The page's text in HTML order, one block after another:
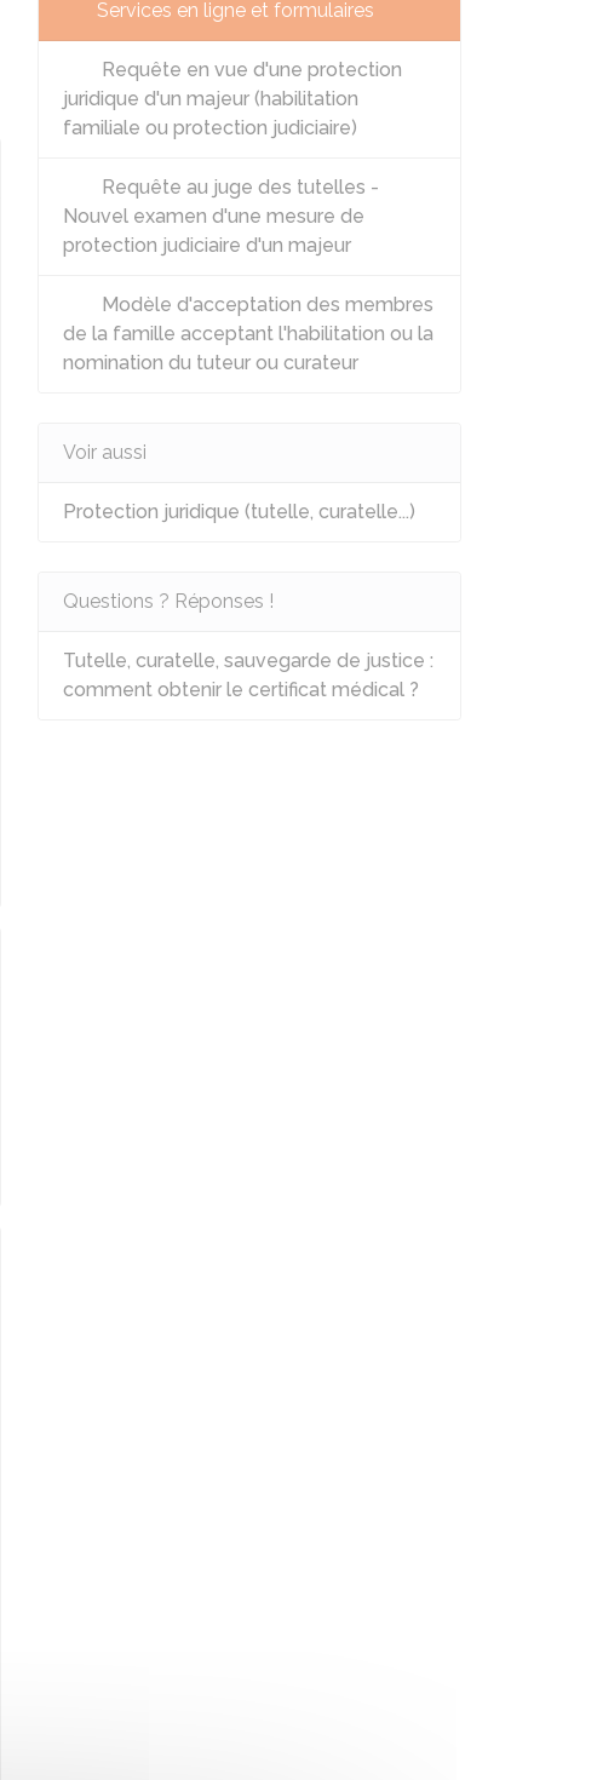
Services en ligne et formulaires
Requête en vue d'une protection
juridique d'un majeur (habilitation
familiale ou protection judiciaire)
Requête au juge des tutelles -
Nouvel examen d'une mesure de
protection judiciaire d'un majeur
Modèle d'acceptation des membres
de la famille acceptant l'habilitation ou la
nomination du tuteur ou curateur
Voir aussi
Protection juridique (tutelle, curatelle...)
Questions ? Réponses !
Tutelle, curatelle, sauvegarde de justice :
comment obtenir le certificat médical ?